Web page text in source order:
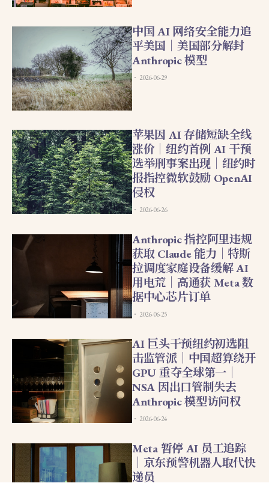
中国 AI 网络安全能力追
平美国｜美国部分解封
Anthropic 模型
2026-06-29
苹果因 AI 存储短缺全线
涨价｜纽约首例 AI 干预
选举刑事案出现｜纽约时
报指控微软鼓励 OpenAI
侵权
2026-06-26
Anthropic 指控阿里违规
获取 Claude 能力｜特斯
拉调度家庭设备缓解 AI
用电荒｜高通获 Meta 数
据中心芯片订单
2026-06-25
AI 巨头干预纽约初选阻
击监管派｜中国超算绕开
GPU 重夺全球第一｜
NSA 因出口管制失去
Anthropic 模型访问权
2026-06-24
Meta 暂停 AI 员工追踪
｜京东预警机器人取代快
递员